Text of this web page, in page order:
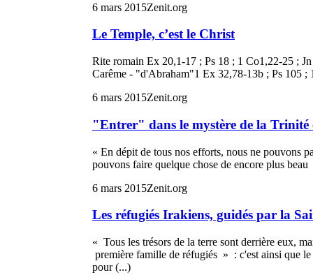
6 mars 2015Zenit.org
Le Temple, c’est le Christ
Rite romain Ex 20,1-17 ; Ps 18 ; 1 Co1,22-25 ;
Carême - "d'Abraham"1 Ex 32,78-13b ; Ps 105
6 mars 2015Zenit.org
"Entrer" dans le mystère de la Trinité
« En dépit de tous nos efforts, nous ne pouvons
pouvons faire quelque chose de encore plus
6 mars 2015Zenit.org
Les réfugiés Irakiens, guidés par la
« Tous les trésors de la terre sont derrière eux,
première famille de réfugiés » : c'est ainsi que
pour (...)